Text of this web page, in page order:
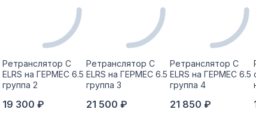
Ретранслятор С
ELRS на ГЕРМЕС 6.5
группа 2
19 300 ₽
Ретранслятор С
ELRS на ГЕРМЕС 6.5
группа 3
21 500 ₽
Ретранслятор С
ELRS на ГЕРМЕС 6.5
группа 4
21 850 ₽